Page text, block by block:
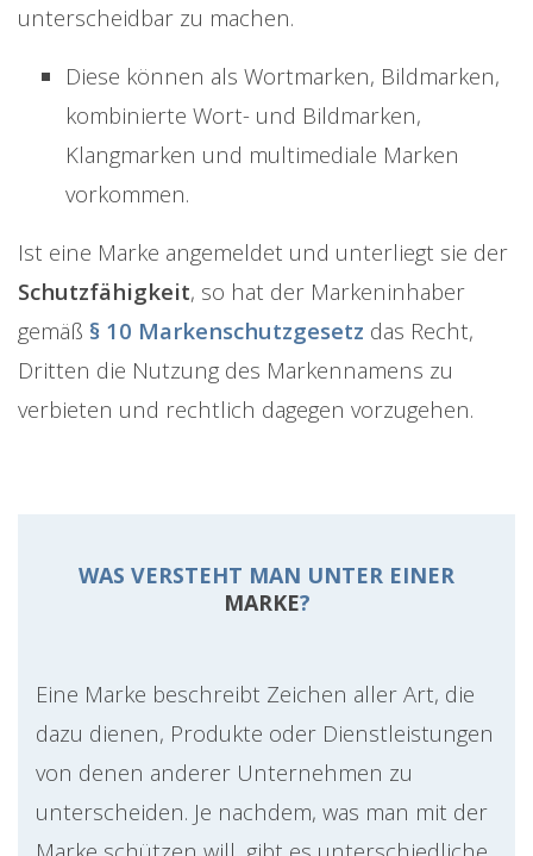
unterscheidbar zu machen.
Diese können als Wortmarken, Bildmarken,
kombinierte Wort- und Bildmarken,
Klangmarken und multimediale Marken
vorkommen.
Ist eine Marke angemeldet und unterliegt sie der
Schutzfähigkeit, so hat der Markeninhaber
gemäß § 10 Markenschutzgesetz das Recht,
Dritten die Nutzung des Markennamens zu
verbieten und rechtlich dagegen vorzugehen.
WAS VERSTEHT MAN UNTER EINER
MARKE?
Eine Marke beschreibt Zeichen aller Art, die
dazu dienen, Produkte oder Dienstleistungen
von denen anderer Unternehmen zu
unterscheiden. Je nachdem, was man mit der